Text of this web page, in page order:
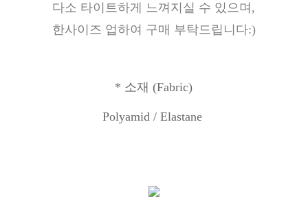
다소 타이트하게 느껴지실 수 있으며,
한사이즈 업하여 구매 부탁드립니다:)
* 소재 (Fabric)
Polyamid / Elastane